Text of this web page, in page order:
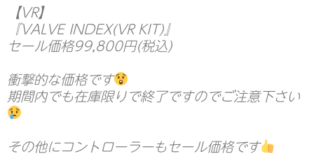
【VR】
『VALVE INDEX(VR KIT)』
セール価格99,800円(税込)
衝撃的な価格です
期間内でも在庫限りで終了ですのでご注意下さい
その他にコントローラーもセール価格です